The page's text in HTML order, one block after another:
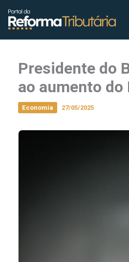
conteúdo
Presidente do
ao aumento do
Economia 27/05/2025